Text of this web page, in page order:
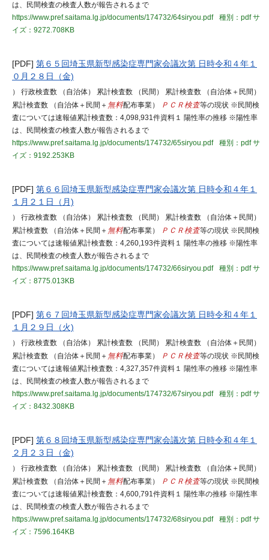
は、民間検査の検査人数が報告されるまで
https://www.pref.saitama.lg.jp/documents/174732/64siryou.pdf
種別：pdfサ
イズ：9272.708KB
[PDF] 第６５回埼玉県新型感染症専門家会議次第 日時令和４年１
０月２８日（金)
） 行政検査数 （自治体） 累計検査数 （民間） 累計検査数 （自治体＋民間）
累計検査数 （自治体＋民間＋ 無料配布事業） ＰＣＲ検査等の現状 ※民間検
査については速報値累計検査数：4,098,931件資料１ 陽性率の推移 ※陽性率
は、民間検査の検査人数が報告されるまで
https://www.pref.saitama.lg.jp/documents/174732/65siryou.pdf
種別：pdfサ
イズ：9192.253KB
[PDF] 第６６回埼玉県新型感染症専門家会議次第 日時令和４年１
１月２１日（月)
） 行政検査数 （自治体） 累計検査数 （民間） 累計検査数 （自治体＋民間）
累計検査数 （自治体＋民間＋ 無料配布事業） ＰＣＲ検査等の現状 ※民間検
査については速報値累計検査数：4,260,193件資料１ 陽性率の推移 ※陽性率
は、民間検査の検査人数が報告されるまで
https://www.pref.saitama.lg.jp/documents/174732/66siryou.pdf
種別：pdfサ
イズ：8775.013KB
[PDF] 第６７回埼玉県新型感染症専門家会議次第 日時令和４年１
１月２９日（火)
） 行政検査数 （自治体） 累計検査数 （民間） 累計検査数 （自治体＋民間）
累計検査数 （自治体＋民間＋ 無料配布事業） ＰＣＲ検査等の現状 ※民間検
査については速報値累計検査数：4,327,357件資料１ 陽性率の推移 ※陽性率
は、民間検査の検査人数が報告されるまで
https://www.pref.saitama.lg.jp/documents/174732/67siryou.pdf
種別：pdfサ
イズ：8432.308KB
[PDF] 第６８回埼玉県新型感染症専門家会議次第 日時令和４年１
２月２３日（金)
） 行政検査数 （自治体） 累計検査数 （民間） 累計検査数 （自治体＋民間）
累計検査数 （自治体＋民間＋ 無料配布事業） ＰＣＲ検査等の現状 ※民間検
査については速報値累計検査数：4,600,791件資料１ 陽性率の推移 ※陽性率
は、民間検査の検査人数が報告されるまで
https://www.pref.saitama.lg.jp/documents/174732/68siryou.pdf
種別：pdfサ
イズ：7596.164KB